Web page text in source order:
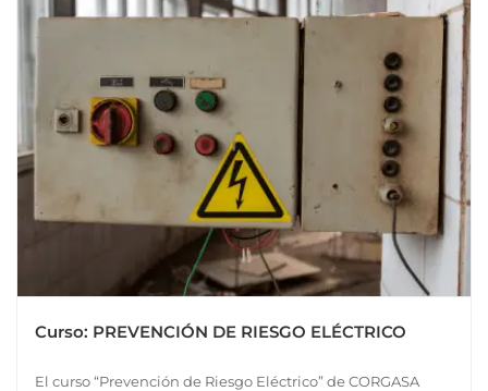
Curso: PREVENCIÓN DE RIESGO ELÉCTRICO
El curso “Prevención de Riesgo Eléctrico” de CORGASA